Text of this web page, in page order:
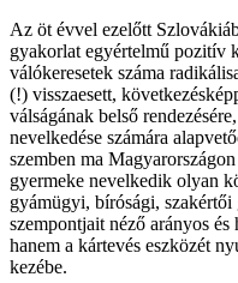
Az öt évvel ezelőtt
gyakorlat egyértelmű pozitív
válókeresetek száma
(!) visszaesett,
válságának belső
nevelkedése számára
szemben ma
gyermeke nevelkedik olyan
gyámügyi, bírósági,
szempontjait néző arányos
hanem a kártevés eszközét
kezébe.